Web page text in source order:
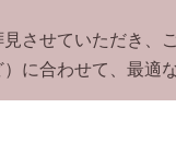
させていただき、
に合わせて、最適